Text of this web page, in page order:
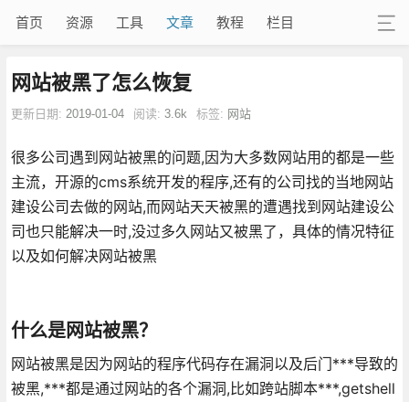
首页 资源 工具 文章 教程 栏目
网站被黑了怎么恢复
更新日期: 2019-01-04 阅读: 3.6k 标签: 网站
很多公司遇到网站被黑的问题,因为大多数网站用的都是一些
主流，开源的cms系统开发的程序,还有的公司找的当地网站
建设公司去做的网站,而网站天天被黑的遭遇找到网站建设公
司也只能解决一时,没过多久网站又被黑了，具体的情况特征
以及如何解决网站被黑
什么是网站被黑？
网站被黑是因为网站的程序代码存在漏洞以及后门***导致的
被黑,***都是通过网站的各个漏洞,比如跨站脚本***,getshell